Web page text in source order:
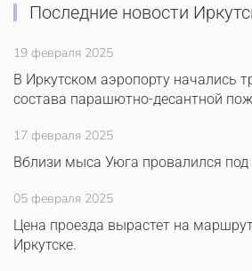
Последние новости
19 февраля 2025
В Иркутском аэропорту начались
состава парашютно-десантной
17 февраля 2025
Вблизи мыса Уюга провалился
05 февраля 2025
Цена проезда вырастет на
Иркутске.